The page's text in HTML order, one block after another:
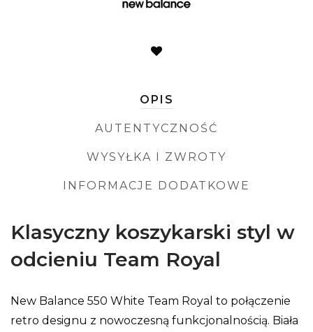
OPIS
AUTENTYCZNOŚĆ
WYSYŁKA I ZWROTY
INFORMACJE DODATKOWE
Klasyczny koszykarski styl w
odcieniu Team Royal
New Balance 550 White Team Royal to połączenie
retro designu z nowoczesną funkcjonalnością. Biała